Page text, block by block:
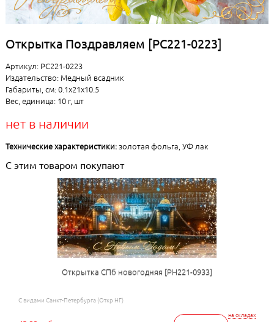
Открытка Поздравляем [РС221-0223]
Артикул: РС221-0223
Издательство: Медный всадник
Габариты, см: 0.1x21x10.5
Вес, единица: 10 г, шт
нет в наличии
Технические характеристики:золотая фольга, УФ лак
С этим товаром покупают
Открытка СПб новогодняя [РН221-0933]
С видами Санкт-Петербурга (Откр НГ)
на складах